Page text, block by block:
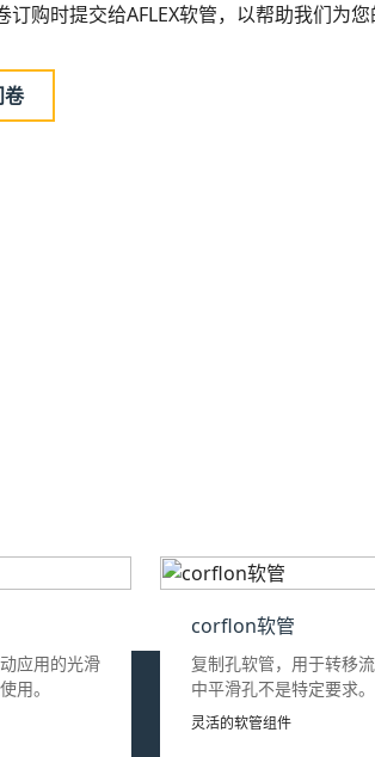
订购时提交给AFLEX软管，以帮助我们为
卷
应用的光滑
用。
corflon软管
复制孔软管，用于转移
中平滑孔不是特定要求。
灵活的软管组件